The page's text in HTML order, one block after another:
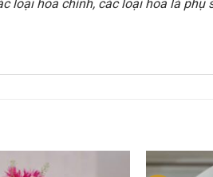
loại hoa chính, các loại hoa lá phụ